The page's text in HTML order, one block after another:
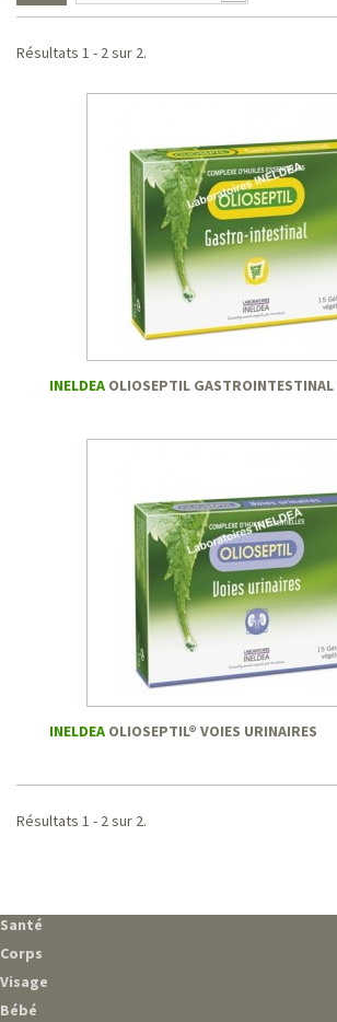
Résultats 1 - 2 sur 2.
INELDEA OLIOSEPTIL GASTROINTESTINAL
INELDEA OLIOSEPTIL® VOIES URINAIRES
Résultats 1 - 2 sur 2.
Santé
Corps
Visage
Bébé